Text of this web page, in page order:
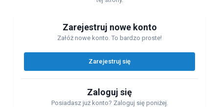
Zarejestruj nowe konto
Załóż nowe konto. To bardzo proste!
Zarejestruj się
Zaloguj się
Posiadasz już konto? Zaloguj się poniżej.